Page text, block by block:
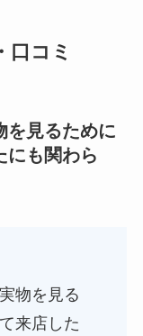
口コミ
を見るために
にも関わら
物を見る
来店した